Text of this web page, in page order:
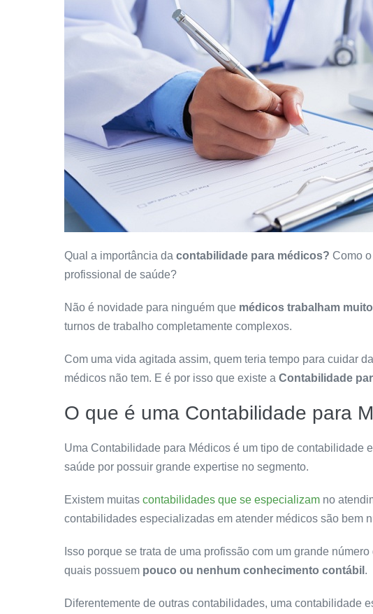
Qual a importância da contabilidade para médicos? Como
profissional de saúde?
Não é novidade para ninguém que médicos trabalham muito
turnos de trabalho completamente complexos.
Com uma vida agitada assim, quem teria tempo para cuidar
médicos não tem. E é por isso que existe a Contabilidade
O que é uma Contabilidade para
Uma Contabilidade para Médicos é um tipo de contabilidade
saúde por possuir grande expertise no segmento.
Existem muitas contabilidades que se especializam no
contabilidades especializadas em atender médicos são bem
Isso porque se trata de uma profissão com um grande
quais possuem pouco ou nenhum conhecimento contábil .
Diferentemente de outras contabilidades, uma contabilidade